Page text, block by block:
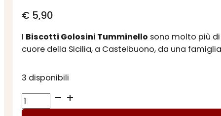
€ 5,90
I Biscotti Golosini Tumminello sono molto più
cuore della Sicilia, a Castelbuono, da una
3 disponibili
BISCOTTI
ARTIGIANALI